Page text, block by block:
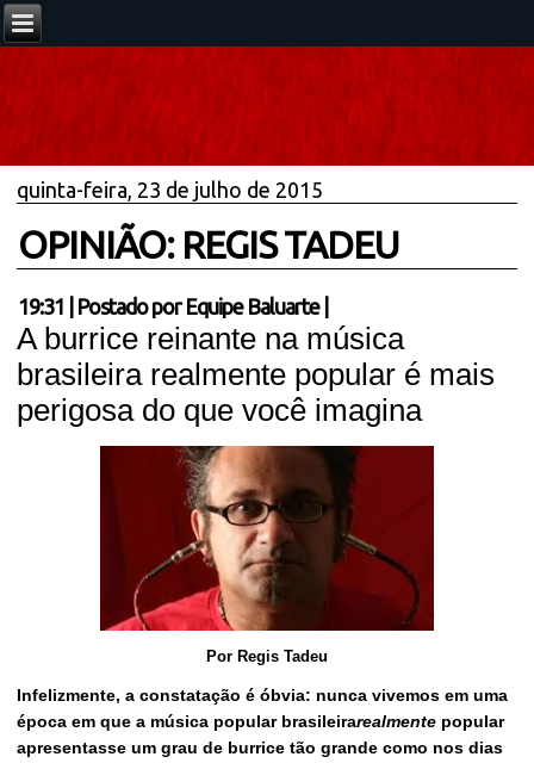
quinta-feira, 23 de julho de 2015
OPINIÃO: REGIS TADEU
19:31 Postado por Equipe Baluarte
A burrice reinante na música
brasileira realmente popular é mais
perigosa do que você imagina
Por Regis Tadeu
Infelizmente, a constatação é óbvia: nunca vivemos em uma
época em que a música popular brasileirarealmente popular
apresentasse um grau de burrice tão grande como nos dias